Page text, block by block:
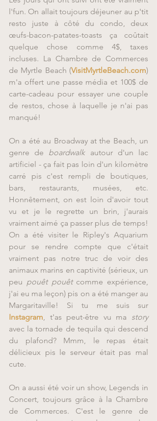
l'fun. On allait toujours déjeuner au p'tit
resto juste à côté du condo, deux
œufs-bacon-patates-toasts ça coûtait
quelque chose comme 4$, taxes
incluses. La Chambre de Commerces
de Myrtle Beach (VisitMyrtleBeach.com)
m'a offert une passe média et 100$ de
carte-cadeau pour essayer une couple
de restos, chose à laquelle je n'ai pas
manqué!
On a été au Broadway at the Beach, un
genre de boardwalk autour d'un lac
artificiel - ça fait pas loin d'un kilomètre
carré pis c'est rempli de boutiques,
bars, restaurants, musées, etc.
Honnêtement, on est loin d'avoir tout
vu et je le regrette un brin, j'aurais
vraiment aimé ça passer plus de temps!
On a été visiter le Ripley's Aquarium
pour se rendre compte que c'était
vraiment pas notre truc de voir des
animaux marins en captivité (sérieux, un
peu pouêt pouêt comme expérience,
j'ai eu ma leçon) pis on a été manger au
Instagram , t'as peut-être vu ma
story
avec la tornade de tequila qui descend
du plafond? Mmm, le repas était
délicieux pis le serveur était pas mal
cute.
On a aussi été voir un show, Legends in
Concert, toujours grâce à la Chambre
de Commerces. C'est le genre de